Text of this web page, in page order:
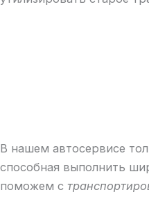
В нашем автосервисе
способная выполнить
поможем с